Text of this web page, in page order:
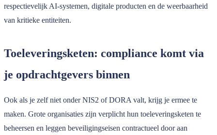
respectievelijk AI-systemen, digitale producten en de weerbaarheid
van kritieke entiteiten.
Toeleveringsketen: compliance komt via
je opdrachtgevers binnen
Ook als je zelf niet onder NIS2 of DORA valt, krijg je ermee te
maken. Grote organisaties zijn verplicht hun toeleveringsketen te
beheersen en leggen beveiligingseisen contractueel door aan